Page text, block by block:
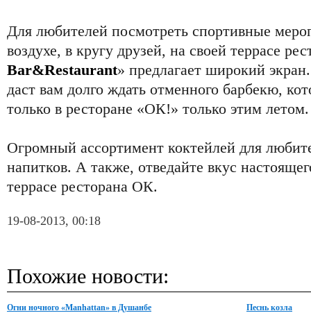
Для любителей посмотреть спортивные
воздухе, в кругу друзей, на своей террасе
Bar&Restaurant» предлагает широкий
даст вам долго ждать отменного барбекю,
только в ресторане «ОК!» только этим летом.
Огромный ассортимент коктейлей для
напитков. А также, отведайте вкус
террасе ресторана ОК.
19-08-2013, 00:18
Похожие новости:
Огни ночного «Manhattan» в Душанбе
Песнь козла